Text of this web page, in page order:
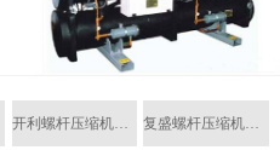
开利螺杆压缩机维修 复盛螺杆压缩机维修